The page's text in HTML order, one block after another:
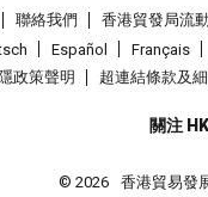
聯絡我們 香港貿發局流
Español Français
政策聲明 超連結條款及細
關注
© 2026 香港貿易發